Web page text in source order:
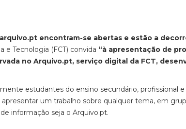
encontram-se abertas e estão a
e Tecnologia (FCT) convida “à apresentação de
no Arquivo.pt, serviço digital da FCT,
estudantes do ensino secundário, profissional e
um trabalho sobre qualquer tema, em
informação seja o Arquivo.pt.